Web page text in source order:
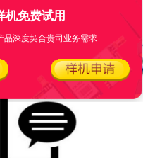
机免费试用
品深度契合贵司业务需求